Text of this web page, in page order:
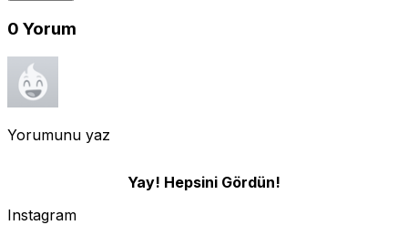
0 Yorum
Yorumunu yaz
Yay! Hepsini Gördün!
Instagram